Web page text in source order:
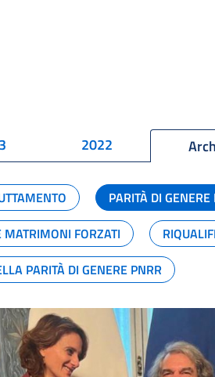
2022
PARITÀ DI
FORZATI
PARITÀ DI GENERE PNRR